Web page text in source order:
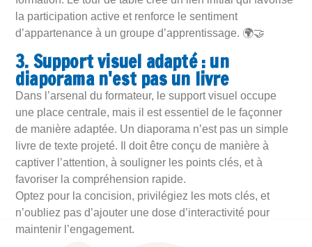
la participation active et renforce le sentiment
d’appartenance à un groupe d’apprentissage. 🌍🤝
3. Support visuel adapté : un
diaporama n'est pas un livre
Dans l’arsenal du formateur, le support visuel occupe
une place centrale, mais il est essentiel de le façonner
de manière adaptée. Un diaporama n’est pas un simple
livre de texte projeté. Il doit être conçu de manière à
captiver l’attention, à souligner les points clés, et à
favoriser la compréhension rapide.
Optez pour la concision, privilégiez les mots clés, et
n’oubliez pas d’ajouter une dose d’interactivité pour
maintenir l’engagement.